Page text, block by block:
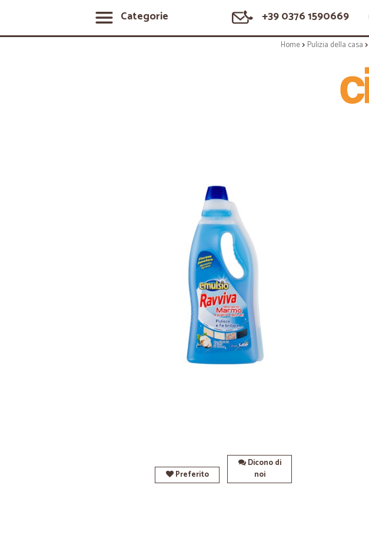
Categorie +39 0376 1590669
Home Pulizia della casa
Preferito
Dicono di
noi